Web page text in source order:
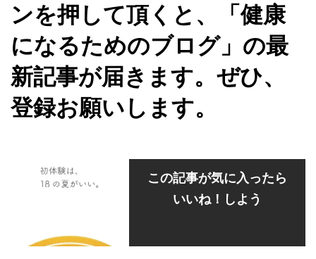
ンを押して頂くと、「健康
になるためのブログ」の最
新記事が届きます。ぜひ、
登録お願いします。
この記事が気に入ったら
いいね！しよう